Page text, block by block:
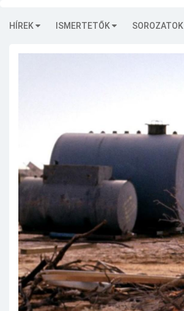
HÍREK ISMERTETŐK SOROZATOK